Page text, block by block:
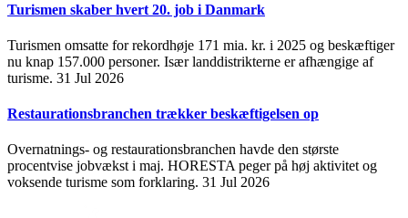
Turismen skaber hvert 20. job i Danmark
Turismen omsatte for rekordhøje 171 mia. kr. i 2025 og beskæftiger
nu knap 157.000 personer. Især landdistrikterne er afhængige af
turisme. 31 Jul 2026
Restaurationsbranchen trækker beskæftigelsen op
Overnatnings- og restaurationsbranchen havde den største
procentvise jobvækst i maj. HORESTA peger på høj aktivitet og
voksende turisme som forklaring. 31 Jul 2026